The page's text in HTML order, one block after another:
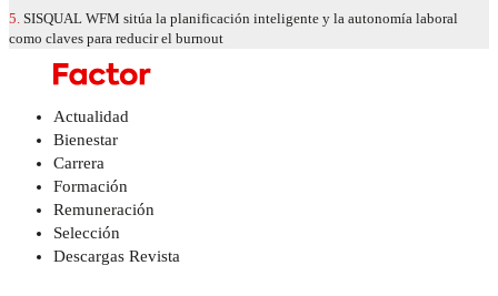
5. SISQUAL WFM sitúa la planificación inteligente y la autonomía laboral
como claves para reducir el burnout
Actualidad
Bienestar
Carrera
Formación
Remuneración
Selección
Descargas Revista